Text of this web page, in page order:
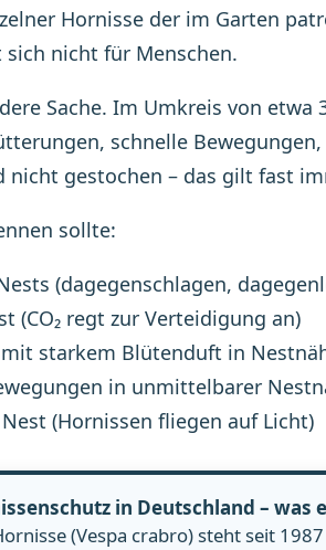
Hornisse der im Garten
nicht für Menschen.
Sache. Im Umkreis von
schnelle
gestochen – das gilt fast
sollte:
(dagegenschlagen,
(CO₂ regt zur Verteidigung an)
starkem Blütenduft in
in unmittelbarer
(Hornissen fliegen auf Licht)
in Deutschland – was
(Vespa crabro) steht seit